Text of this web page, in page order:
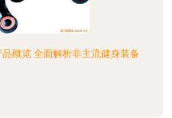
概览 全面解析非主流健身装备